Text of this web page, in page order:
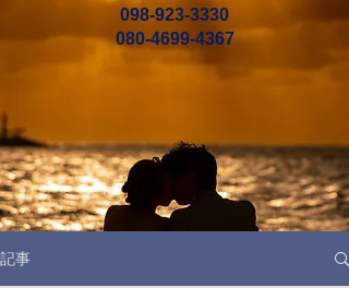
098-923-3330
080-4699-4367
記事